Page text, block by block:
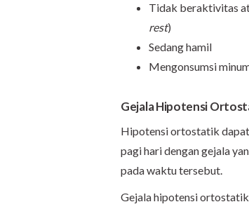
Tidak beraktivitas
rest)
Sedang hamil
Mengonsumsi
Gejala Hipotensi
Hipotensi ortostatik dapat
pagi hari dengan gejala
pada waktu tersebut.
Gejala hipotensi ortostatik